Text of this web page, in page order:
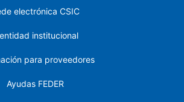
electrónica CSIC
institucional
para proveedores
Ayudas FEDER